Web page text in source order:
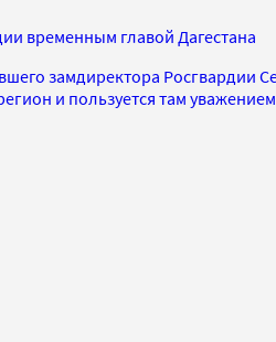
временным главой Дагестана
замдиректора Росгвардии
и пользуется там